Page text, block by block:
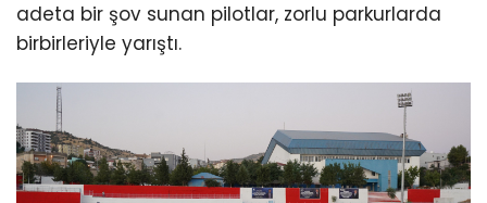
adeta bir şov sunan pilotlar, zorlu parkurlarda
birbirleriyle yarıştı.